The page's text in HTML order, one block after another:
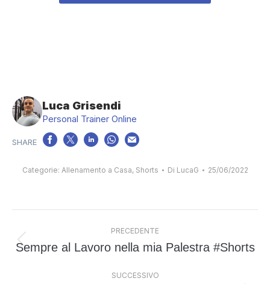
Luca Grisendi
Personal Trainer Online
Categorie: Allenamento a Casa, Shorts Di LucaG 25/06/2022
tra
PRECEDENTE
Post
Sempre al Lavoro nella mia Palestra #Shorts
SUCCESSIVO